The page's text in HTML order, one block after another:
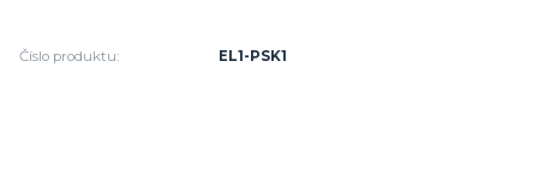
Číslo produktu: EL1-PSK1